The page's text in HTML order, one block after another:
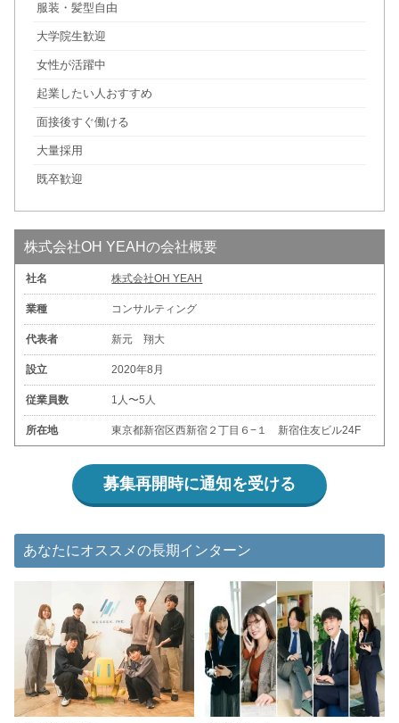
服装・髪型自由
大学院生歓迎
女性が活躍中
起業したい人おすすめ
面接後すぐ働ける
大量採用
既卒歓迎
株式会社OH YEAHの会社概要
社名 株式会社OH YEAH
業種 コンサルティング
代表者 新元 翔大
設立 2020年8月
従業員数 1人〜5人
所在地 東京都新宿区西新宿２丁目６−１ 新宿住友ビル24F
募集再開時に通知を受ける
あなたにオススメの長期インターン